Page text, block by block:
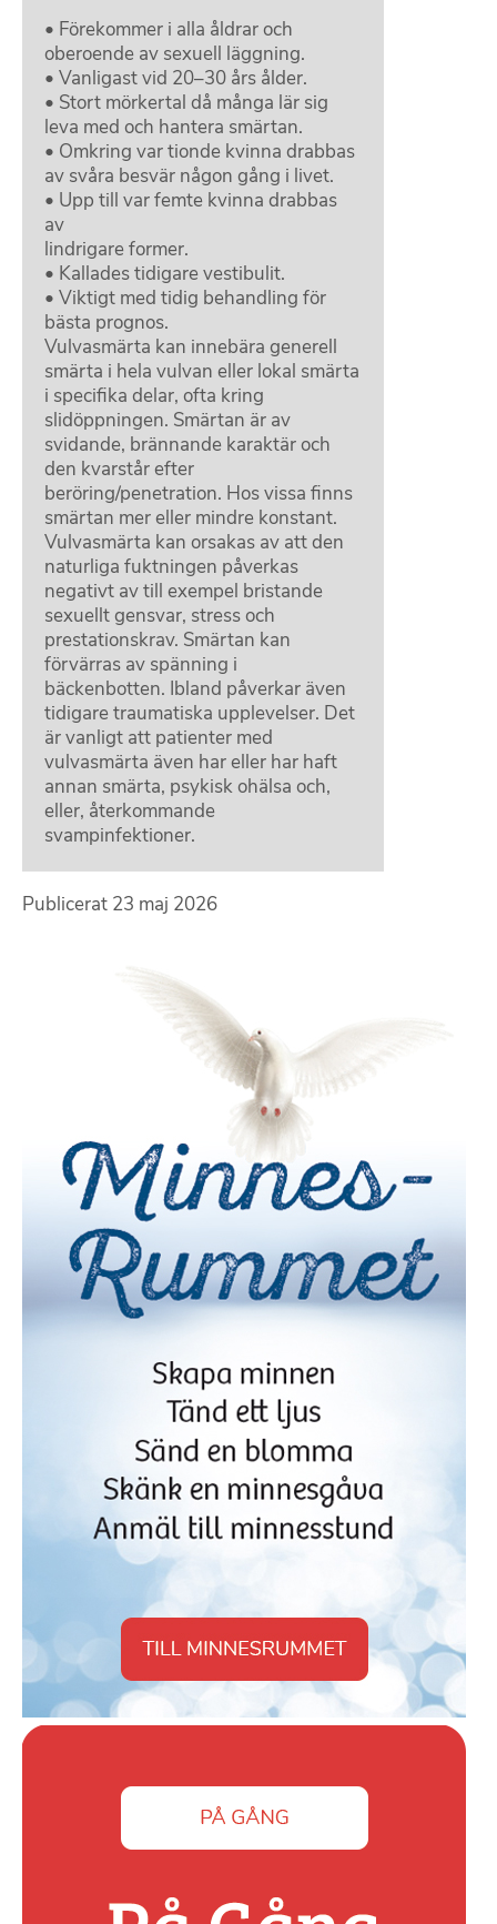
• Förekommer i alla åldrar och
oberoende av sexuell läggning.
• Vanligast vid 20–30 års ålder.
• Stort mörkertal då många lär sig
leva med och hantera smärtan.
• Omkring var tionde kvinna drabbas
av svåra besvär någon gång i livet.
• Upp till var femte kvinna drabbas
av
lindrigare former.
• Kallades tidigare vestibulit.
• Viktigt med tidig behandling för
bästa prognos.
Vulvasmärta kan innebära generell
smärta i hela vulvan eller lokal smärta
i specifika delar, ofta kring
slidöppningen. Smärtan är av
svidande, brännande karaktär och
den kvarstår efter
beröring/penetration. Hos vissa finns
smärtan mer eller mindre konstant.
Vulvasmärta kan orsakas av att den
naturliga fuktningen påverkas
negativt av till exempel bristande
sexuellt gensvar, stress och
prestationskrav. Smärtan kan
förvärras av spänning i
bäckenbotten. Ibland påverkar även
tidigare traumatiska upplevelser. Det
är vanligt att patienter med
vulvasmärta även har eller har haft
annan smärta, psykisk ohälsa och,
eller, återkommande
svampinfektioner.
Publicerat 23 maj 2026